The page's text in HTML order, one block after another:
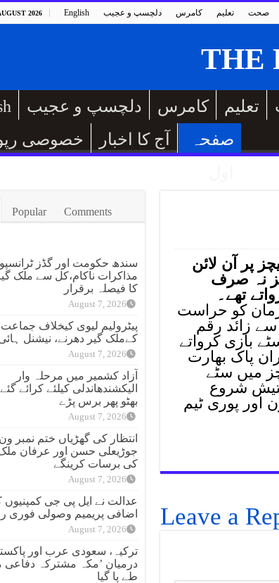
2026 English دلچسپ و عجیب کامرس تعلیم صحت
دلچسپ و عجیب کامرس تعلیم
خصوصی
آج کا اخبار
صفحہ
پر آن لائن
نہ صرف
تھے۔
کو حراست
سے زائد رقم
بازی کرواتے
پاک بھارت
میں سٹے
شروع
اور پوری ٹیم
Leave a
Popular Comments
سندھ حکومت اور گڈز
مذاکرات ناکام،کل سے ملک
کا فیصلہ برقرار
August 7, 2026
پیٹرولیم لیوی کیخلاف
کےملک گیر دھرنے، نیشنل
August 7, 2026
آزاد کشمیر میں مرحلہ وار
الیکشندھاندلی کیلئے کرائے
بھٹو پھر برس پڑے
August 7, 2026
انتظار کی گھڑیاں ختم نمبر
جوڑیعلی حسن اور عرفان
کی برسات کرینگے
August 7, 2026
عدالت نے ایل پی جی کمپنیوں
اضافی پریمیم وصولی فوری
August 7, 2026
ترکیہ، سعودی عرب اور
درمیان ’مکہ مشترکہ دفاعی
طے پا گیا